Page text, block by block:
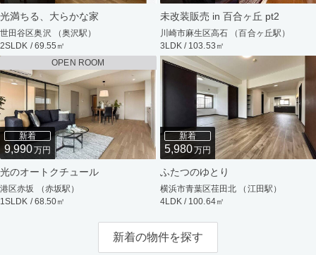
光満ちる、大らかな家
世田谷区奥沢 （奥沢駅）
2SLDK / 69.55㎡
未改装販売 in 百合ヶ丘 pt2
川崎市麻生区高石 （百合ヶ丘駅）
3LDK / 103.53㎡
OPEN ROOM
新着
9,990万円
光のオートクチュール
港区赤坂 （赤坂駅）
1SLDK / 68.50㎡
新着
5,980万円
ふたつのゆとり
横浜市青葉区荏田北 （江田駅）
4LDK / 100.64㎡
新着の物件を探す